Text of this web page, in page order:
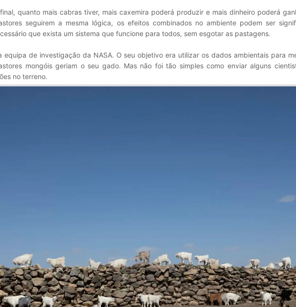
quanto mais cabras tiver, mais caxemira poderá produzir e mais dinheiro poderá
seguirem a mesma lógica, os efeitos combinados no ambiente podem ser
que exista um sistema que funcione para todos, sem esgotar as pastagens.
equipa de investigação da NASA. O seu objetivo era utilizar os dados ambientais para
mongóis geriam o seu gado. Mas não foi tão simples como enviar alguns
no terreno.